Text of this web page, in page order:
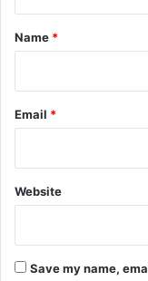
*
Name *
Email *
Website
Save my name,